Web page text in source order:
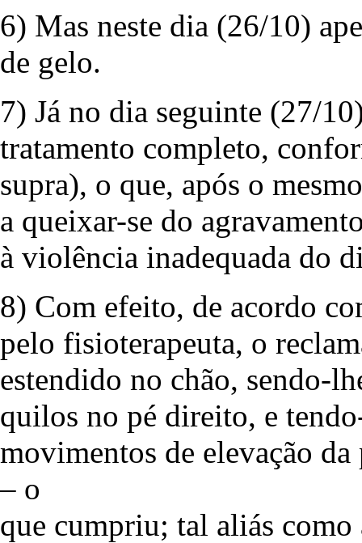
6) Mas neste dia (26/10)
de gelo.
7) Já no dia seguinte (27/
tratamento completo,
supra), o que, após o
a queixar-se do
à violência inadequada do
8) Com efeito, de acordo
pelo fisioterapeuta, o
estendido no chão, sendo-
quilos no pé direito, e
movimentos de elevação
– o
que cumpriu; tal aliás como